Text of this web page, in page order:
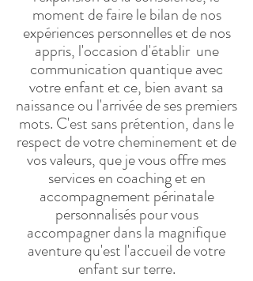
moment de faire le bilan de nos
expériences personnelles et de nos
appris, l'occasion d'établir une
communication quantique avec
votre enfant et ce, bien avant sa
naissance ou l'arrivée de ses premiers
mots. C'est sans prétention, dans le
respect de votre cheminement et de
vos valeurs, que je vous offre mes
services en coaching et en
accompagnement périnatale
personnalisés pour vous
accompagner dans la magnifique
aventure qu'est l'accueil de votre
enfant sur terre.​